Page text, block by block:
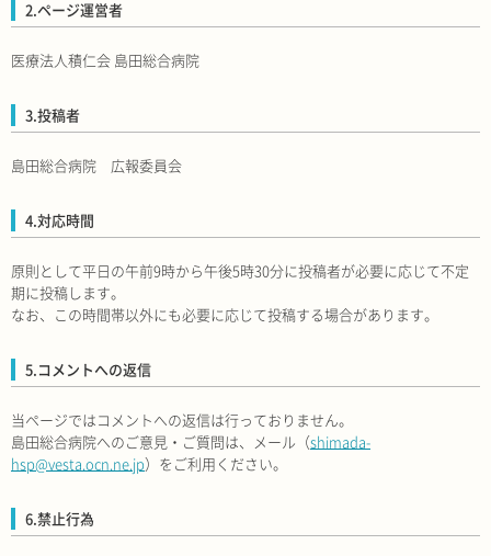
2.ページ運営者
医療法人積仁会 島田総合病院
3.投稿者
島田総合病院 広報委員会
4.対応時間
原則として平日の午前9時から午後5時30分に投稿者が必要に応じて不定
期に投稿します。
なお、この時間帯以外にも必要に応じて投稿する場合があります。
5.コメントへの返信
当ページではコメントへの返信は行っておりません。
島田総合病院へのご意見・ご質問は、メール（shimada-
hsp@vesta.ocn.ne.jp）をご利用ください。
6.禁止行為